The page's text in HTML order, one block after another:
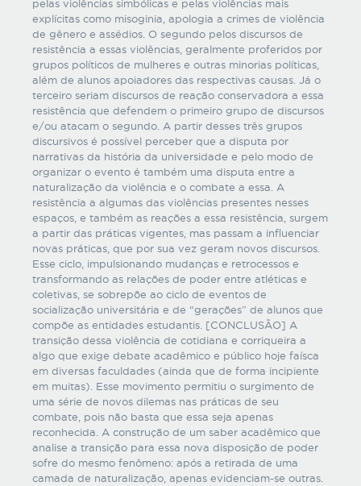
pelas violências simbólicas e pelas violências mais
explícitas como misoginia, apologia a crimes de violência
de gênero e assédios. O segundo pelos discursos de
resistência a essas violências, geralmente proferidos por
grupos políticos de mulheres e outras minorias políticas,
além de alunos apoiadores das respectivas causas. Já o
terceiro seriam discursos de reação conservadora a essa
resistência que defendem o primeiro grupo de discursos
e/ou atacam o segundo. A partir desses três grupos
discursivos é possível perceber que a disputa por
narrativas da história da universidade e pelo modo de
organizar o evento é também uma disputa entre a
naturalização da violência e o combate a essa. A
resistência a algumas das violências presentes nesses
espaços, e também as reações a essa resistência, surgem
a partir das práticas vigentes, mas passam a influenciar
novas práticas, que por sua vez geram novos discursos.
Esse ciclo, impulsionando mudanças e retrocessos e
transformando as relações de poder entre atléticas e
coletivas, se sobrepõe ao ciclo de eventos de
socialização universitária e de “gerações” de alunos que
compõe as entidades estudantis. [CONCLUSÃO] A
transição dessa violência de cotidiana e corriqueira a
algo que exige debate acadêmico e público hoje faísca
em diversas faculdades (ainda que de forma incipiente
em muitas). Esse movimento permitiu o surgimento de
uma série de novos dilemas nas práticas de seu
combate, pois não basta que essa seja apenas
reconhecida. A construção de um saber acadêmico que
analise a transição para essa nova disposição de poder
sofre do mesmo fenômeno: após a retirada de uma
camada de naturalização, apenas evidenciam-se outras.